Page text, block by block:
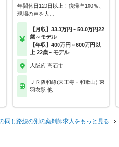
年間休日120日以上！復帰率100％、
現場の声を大…
【月収】33.0万円～50.0万円22
歳～モデル
【年収】400万円～600万円以
上 22歳～モデル
大阪府 高石市
ＪＲ阪和線(天王寺－和歌山) 東
羽衣駅 他
同じ路線の別の薬剤師求人をもっと見る